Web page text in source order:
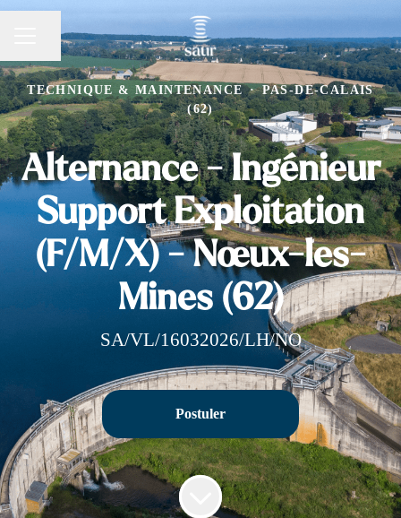
MENU CARRIÈRE
Partager la page
TECHNIQUE & MAINTENANCE · PAS-DE-CALAIS
(62)
Alternance - Ingénieur
Support Exploitation
(F/M/X) - Nœux-les-
Mines (62)
SA/VL/16032026/LH/NO
Postuler